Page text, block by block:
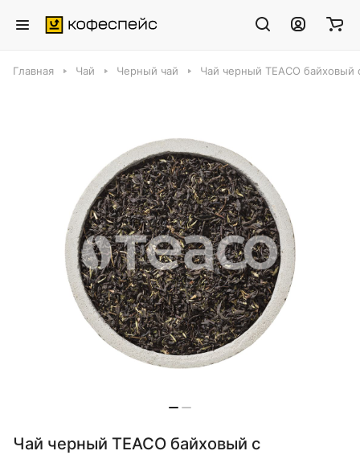
Главная Чай Черный чай Чай черный TEACO байховый
Чай черный TEACO байховый с